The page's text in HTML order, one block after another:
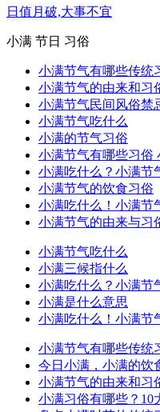
日值月破,大事不宜
小满 节日 习俗
小满节气有哪些传统
小满节气的由来和习
小满节气民间风俗禁
小满节气吃什么
小满的节气习俗
小满节气有哪些习俗
小满吃什么？小满节
小满节气的饮食习俗
小满吃什么！小满节
小满节气的由来与习
小满节气吃什么
小满三候指什么
小满吃什么？小满节
小满是什么意思
小满吃什么！小满节
小满节气有哪些传统
今日小满，小满的饮
小满节气的由来和习
小满习俗有哪些？10